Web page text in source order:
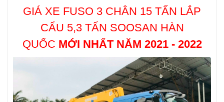
GIÁ XE FUSO 3 CHÂN 15 TẤN LẮP
CẨU 5,3 TẤN SOOSAN HÀN
QUỐC MỚI NHẤT NĂM 2021 - 2022